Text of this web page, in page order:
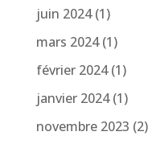
juin 2024(1)
mars 2024(1)
février 2024(1)
janvier 2024(1)
novembre 2023 (2)